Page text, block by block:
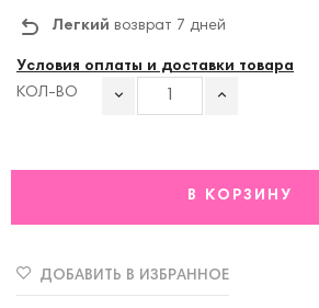
Легкий возврат 7 дней
Условия оплаты и доставки товара
КОЛ-ВО
В КОРЗИНУ
ДОБАВИТЬ В ИЗБРАННОЕ